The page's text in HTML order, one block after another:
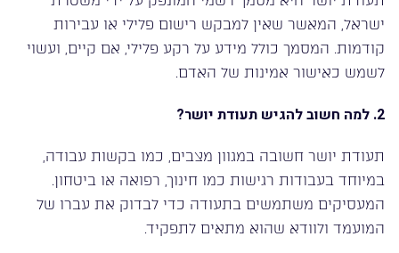
ישראל, המאשר שאין למבקש רישום פלילי או עבירות
קודמות. המסמך כולל מידע על רקע פלילי, אם קיים, ועשוי
לשמש כאישור אמינות של האדם.
2. למה חשוב להגיש תעודת יושר?
תעודת יושר חשובה במגוון מצבים, כמו בקשות עבודה,
במיוחד בעבודות רגישות כמו חינוך, רפואה או ביטחון.
המעסיקים משתמשים בתעודה כדי לבדוק את עברו של
המועמד ולוודא שהוא מתאים לתפקיד.